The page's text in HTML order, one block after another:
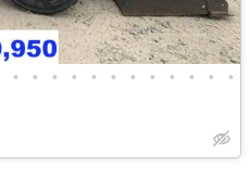
• • • • • • • • • • • •